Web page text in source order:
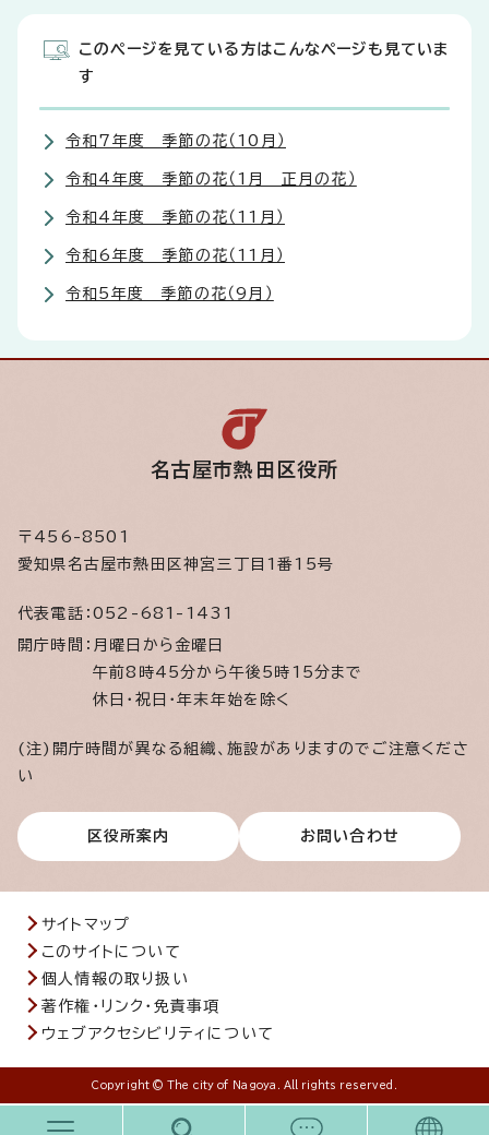
このページを見ている方はこんなページも見ていま
す
令和7年度 季節の花（10月）
令和4年度 季節の花（1月 正月の花）
令和4年度 季節の花（11月）
令和6年度 季節の花（11月）
令和5年度 季節の花（9月）
名古屋市熱田区役所
〒456-8501
愛知県名古屋市熱田区神宮三丁目1番15号
代表電話： 052-681-1431
開庁時間： 月曜日から金曜日
午前8時45分から午後5時15分まで
休日・祝日・年末年始を除く
(注)開庁時間が異なる組織、施設がありますのでご注意くださ
い
区役所案内 お問い合わせ
サイトマップ
このサイトについて
個人情報の取り扱い
著作権・リンク・免責事項
ウェブアクセシビリティについて
Copyright © The city of Nagoya. All rights reserved.